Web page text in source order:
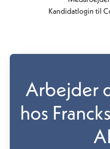
Kandidatlogin til
Arbejder
hos